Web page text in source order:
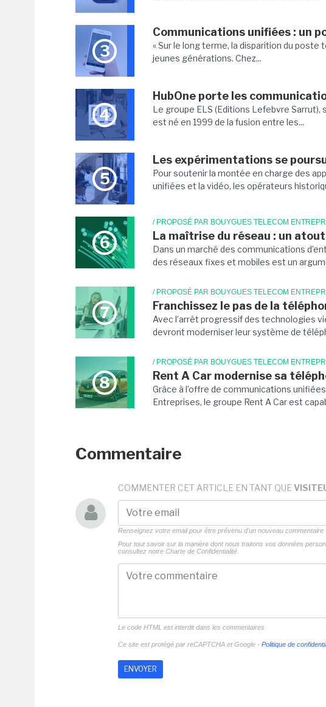
3
Communications unifiées : un
« Sur le long terme, la disparition du
jeunes générations. Chez...
4
HubOne porte les
Le groupe ELS (Editions Lefebvre Sarrut),
est né en 1999 de la fusion entre les...
5
Les expérimentations se
Pour soutenir la montée en charge des
unifiées et la vidéo, les opérateurs
6
/ PROPOSÉ PAR BOUYGUES TELECOM
La maîtrise du réseau : un
Dans un marché des communications
des réseaux fixes et mobiles est un
7
/ PROPOSÉ PAR BOUYGUES TELECOM
Franchissez le pas de la
Avec l’arrêt progressif des technologies
devront moderniser leur système de
8
/ PROPOSÉ PAR BOUYGUES TELECOM
Rent A Car modernise sa
Grâce à l’offre de communications
Entreprises, le groupe Rent A Car est
Commentaire
COMMENTER CET ARTICLE EN TANT QUE
Renseignez votre email pour être prévenu d'un nouveau commentaire
Pour tout savoir sur la manière dont nous traitons vos données
consultez notre Charte de Confidentialité.
Le code HTML est interdit dans les commentaires
Ce site est protégé par reCAPTCHA et Google - Politique de